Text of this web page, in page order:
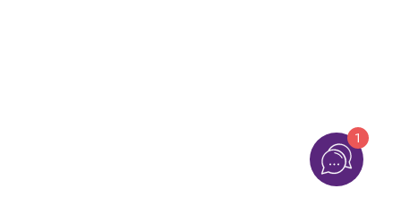
1